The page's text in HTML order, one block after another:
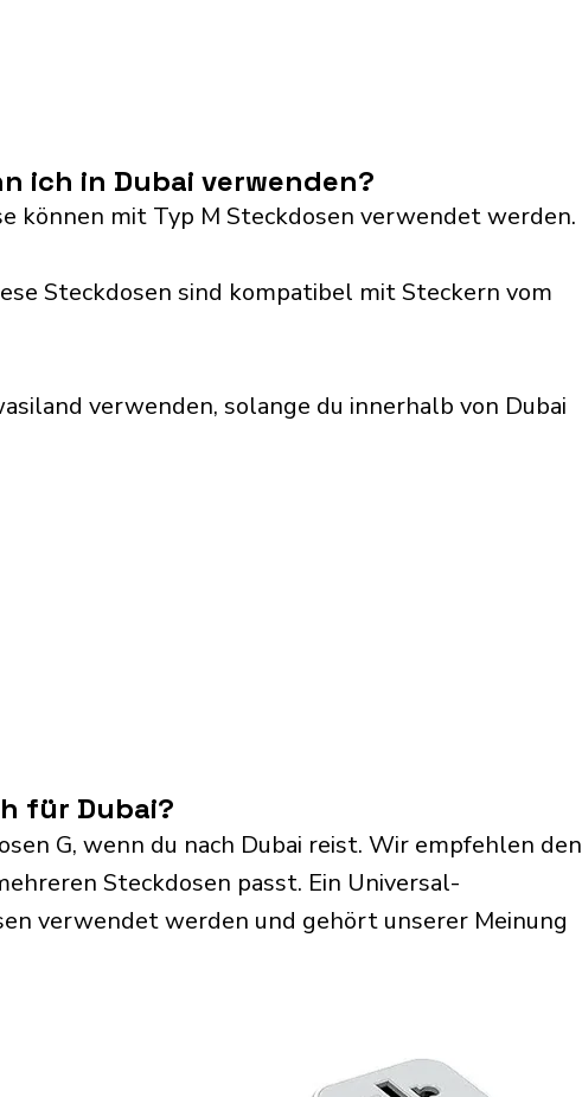
ich in Dubai verwenden?
können mit Typ M Steckdosen verwendet werden.
Steckdosen sind kompatibel mit Steckern vom
verwenden, solange du innerhalb von Dubai
für Dubai?
G, wenn du nach Dubai reist. Wir empfehlen den
Steckdosen passt. Ein Universal-
verwendet werden und gehört unserer Meinung